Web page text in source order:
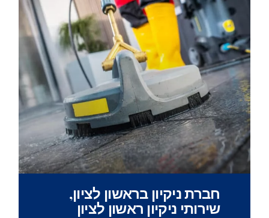
חברת ניקיון בראשון לציון,
שירותי ניקיון ראשון לציון